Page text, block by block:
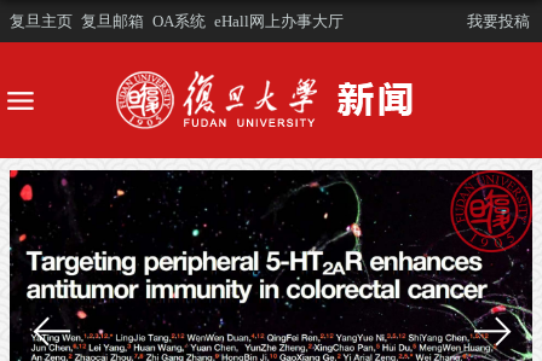
复旦主页 复旦邮箱 OA系统 eHall网上办事大厅 我要投稿